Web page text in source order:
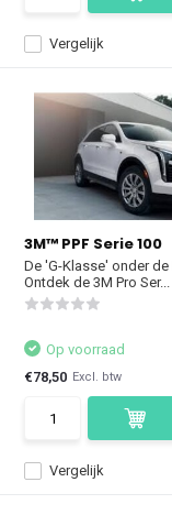
Vergelijk
3M™ PPF Serie 100
De 'G-Klasse' onder de
Ontdek de 3M Pro Ser...
Vergelijk
Op voorraad
€78,50 Excl. btw